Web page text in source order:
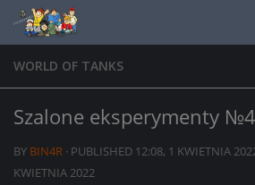
Skip to content
WORLD OF TANKS
Szalone eksperymenty
BY BIN4R · PUBLISHED 12:08, 1 KWIETNIA
KWIETNIA 2022